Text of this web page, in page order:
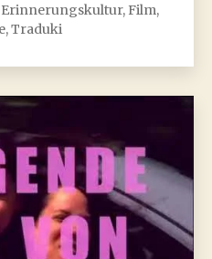
Erinnerungskultur, Film,
,Traduki